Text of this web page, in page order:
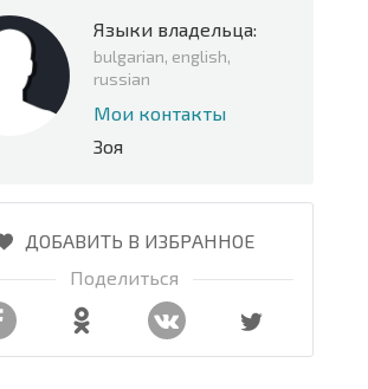
Языки владельца:
bulgarian, english,
russian
Мои контакты
Зоя
ДОБАВИТЬ В ИЗБРАННОЕ
Поделиться